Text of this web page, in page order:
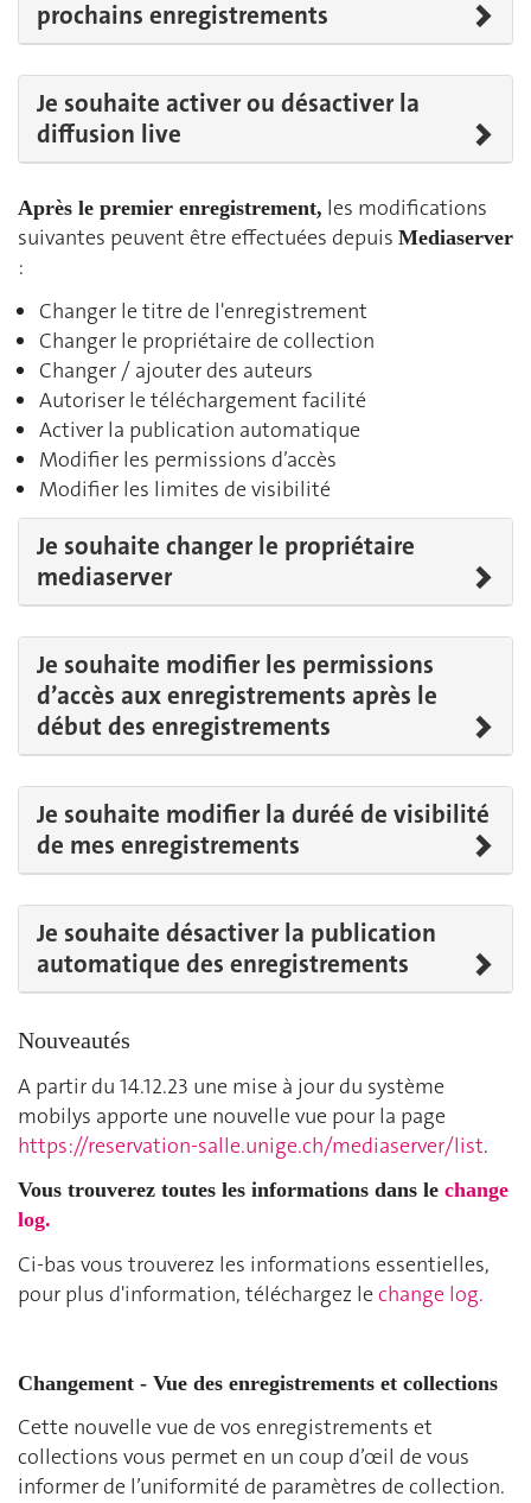
prochains enregistrements
Je souhaite activer ou désactiver la
diffusion live
Après le premier enregistrement, les modifications
suivantes peuvent être effectuées depuis Mediaserver
:
Changer le titre de l'enregistrement
Changer le propriétaire de collection
Changer / ajouter des auteurs
Autoriser le téléchargement facilité
Activer la publication automatique
Modifier les permissions d’accès
Modifier les limites de visibilité
Je souhaite changer le propriétaire
mediaserver
Je souhaite modifier les permissions
d’accès aux enregistrements après le
début des enregistrements
Je souhaite modifier la duréé de visibilité
de mes enregistrements
Je souhaite désactiver la publication
automatique des enregistrements
Nouveautés
A partir du 14.12.23 une mise à jour du système
mobilys apporte une nouvelle vue pour la page
https://reservation-salle.unige.ch/mediaserver/list.
Vous trouverez toutes les informations dans le change
log.
Ci-bas vous trouverez les informations essentielles,
pour plus d'information, téléchargez lechange log.
Changement - Vue des enregistrements et collections
Cette nouvelle vue de vos enregistrements et
collections vous permet en un coup d’œil de vous
informer de l’uniformité de paramètres de collection.